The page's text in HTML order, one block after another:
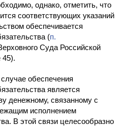
однако, отметить, что
соответствующих указаний
обеспечивается
(п.
Суда Российской
обеспечения
является
денежному, связанному с
исполнением
В этой связи целесообразно